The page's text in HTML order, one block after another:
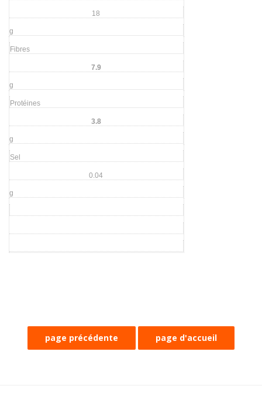
18
g
Fibres
7.9
g
Protéines
3.8
g
Sel
0.04
g